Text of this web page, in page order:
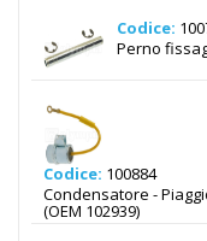
Codice:
Perno
Codice: 100884
Condensatore -
(OEM 102939)